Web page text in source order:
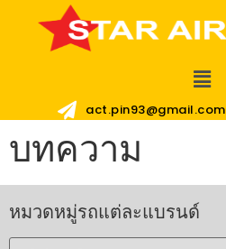
act.pin93@gmail.com
บทความ
หมวดหมู่รถแต่ละแบรนด์